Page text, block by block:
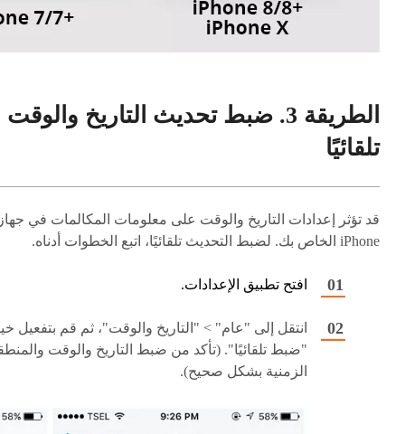
الطريقة 3. ضبط تحديث التاريخ والوقت
تلقائيًا
قد تؤثر إعدادات التاريخ والوقت على معلومات المكالمات في
iPhone الخاص بك. لضبط التحديث تلقائيًا، اتبع الخطوات أدناه.
افتح تطبيق الإعدادات.
انتقل إلى "عام" > "التاريخ والوقت"، ثم قم بتفعيل
"ضبط تلقائيًا". (تأكد من ضبط التاريخ والوقت
الزمنية بشكل صحيح).